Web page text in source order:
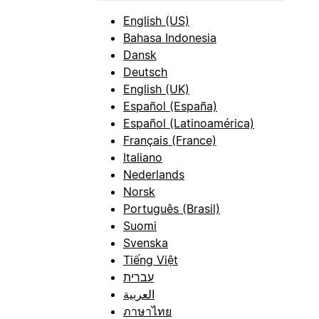
English (US)
Bahasa Indonesia
Dansk
Deutsch
English (UK)
Español (España)
Español (Latinoamérica)
Français (France)
Italiano
Nederlands
Norsk
Português (Brasil)
Suomi
Svenska
Tiếng Việt
עברית
العربية
ภาษาไทย